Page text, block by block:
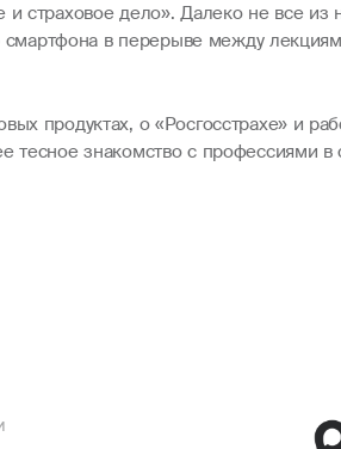
страховое дело». Далеко не все из
смартфона в перерыве между
продуктах, о «Росгосстрахе» и
тесное знакомство с профессиями в